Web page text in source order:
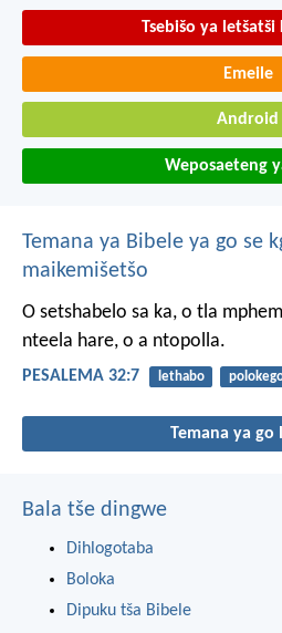
Tsebišo ya letšatši
Emeile
Android
Weposaeteng
Temana ya Bibele ya go se
maikemišetšo
O setshabelo sa ka, o tla
nteela hare, o a ntopolla.
PESALEMA 32:7 lethabo
Temana ya go
Bala tše dingwe
Dihlogotaba
Boloka
Dipuku tša Bibele